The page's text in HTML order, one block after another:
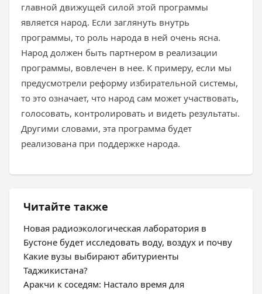
главной движущей силой этой программы
является народ. Если заглянуть внутрь
программы, то роль народа в ней очень ясна.
Народ должен быть партнером в реализации
программы, вовлечен в нее. К примеру, если мы
предусмотрели реформу избирательной системы,
то это означает, что народ сам может участвовать,
голосовать, контролировать и видеть результаты.
Другими словами, эта программа будет
реализована при поддержке народа.
Читайте также
Новая радиоэкологическая лаборатория в
Бустоне будет исследовать воду, воздух и почву
Какие вузы выбирают абитуриенты
Таджикистана?
Аракчи к соседям: Настало время для